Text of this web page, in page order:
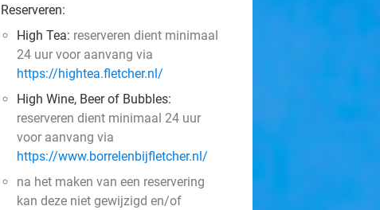
Reserveren:
High Tea: ​ reserveren dient minimaal
24 uur voor aanvang via
https://hightea.fletcher.nl/
High Wine, Beer of Bubbles:
reserveren dient minimaal 24 uur
voor aanvang via
https://www.borrelenbijfletcher.nl/
na het maken van een reservering
kan deze niet gewijzigd en/of